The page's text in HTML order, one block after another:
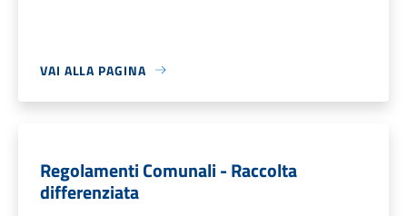
VAI ALLA PAGINA
Regolamenti Comunali - Raccolta
differenziata